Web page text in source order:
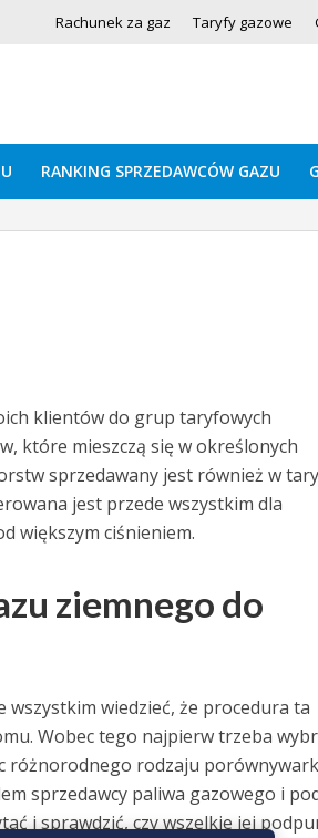
Rachunek za gaz Taryfy gazowe
RANKING SPRZEDAWCÓW GAZU
klientów do grup taryfowych
które mieszczą się w określonych
sprzedawany jest również w
jest przede wszystkim dla
większym ciśnieniem.
ziemnego do
wszystkim wiedzieć, że procedura ta
Wobec tego najpierw trzeba
różnorodnego rodzaju
sprzedawcy paliwa gazowego i
i sprawdzić, czy wszelkie jej